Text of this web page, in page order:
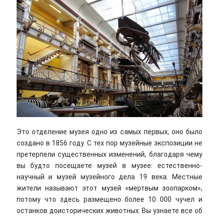
Это отделение музея одно из самых первых, оно было
создано в 1856 году. С тех пор музейные экспозиции не
претерпели существенных изменений, благодаря чему
вы будто посещаете музей в музее: естественно-
научный и музей музейного дела 19 века. Местные
жители называют этот музей «мертвым зоопарком»,
потому что здесь размещено более 10 000 чучел и
останков доисторических животных. Вы узнаете все об